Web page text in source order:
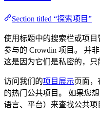
Section titled “探索项目”
使用标题中的搜索栏或项
参与的 Crowdin 项目。 并
这是因为它们是私密的，只
访问我们的项目展示页面，
的热门公共项目。 如果您
语言、平台）来查找公共项